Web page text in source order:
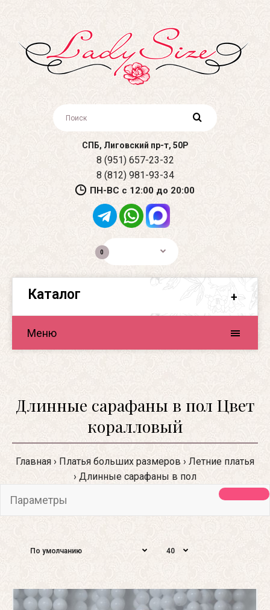
СПБ, Лиговский пр-т, 50Р
8 (951) 657-23-32
8 (812) 981-93-34
ПН-ВС с 12:00 до 20:00
0
Каталог
Меню
Длинные сарафаны в пол Цвет
коралловый
Главная Платья больших размеров
Летние платья
Длинные сарафаны в пол
Параметры